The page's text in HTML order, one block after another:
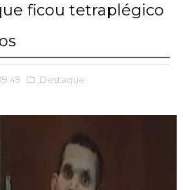
ficou tetraplégico
,Destaque